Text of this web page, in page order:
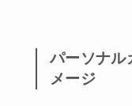
パーソナル
メージ